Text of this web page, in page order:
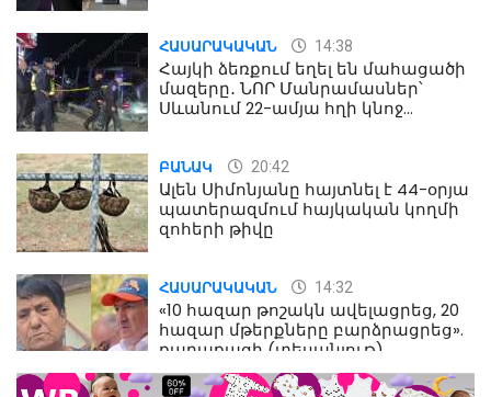
ՀԱՍԱՐԱԿԱԿԱՆ 14:38
Հայկի ձեռքում եղել են մահացածի
մազերը․ ՆՈՐ Մանրամասներ՝
Սևանում 22-ամյա հղի կնոջ
ԲԱՆԱԿ 20:42
Ալեն Սիմոնյանը հայտնել է 44-օրյա
պատերազմում հայկական կողմի
զոհերի թիվը
ՀԱՍԱՐԱԿԱԿԱՆ 14:32
«10 հազար թոշակն ավելացրեց, 20
հազար մթերքները բարձրացրեց».
քաղաքացի (տեսանյութ)